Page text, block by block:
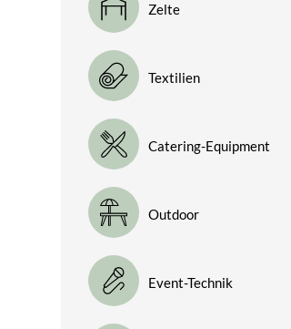
Zelte
Textilien
Catering-Equipment
Outdoor
Event-Technik